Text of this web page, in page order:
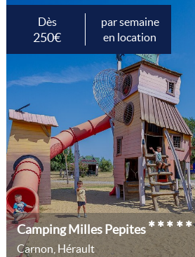
Dès
250€
par semaine
en location
Camping Milles Pepites*****
Carnon, Hérault